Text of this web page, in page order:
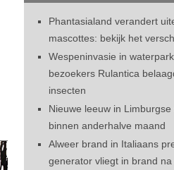
Phantasialand verandert
mascottes: bekijk het
Wespeninvasie in
bezoekers Rulantica
insecten
Nieuwe leeuw in
binnen anderhalve maand
Alweer brand in Italiaans
generator vliegt in brand